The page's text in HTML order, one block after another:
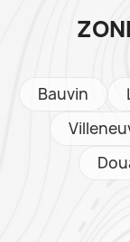
Bauvin